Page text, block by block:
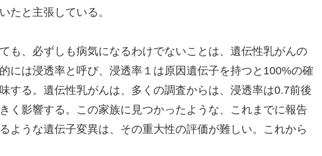
たと主張している。
も、必ずしも病気になるわけでないことは、遺伝性乳がんの
には浸透率と呼び、浸透率１は原因遺伝子を持つと100%の確
する。遺伝性乳がんは、多くの調査からは、浸透率は0.7前後
く影響する。この家族に見つかったような、これまでに報告
ような遺伝子変異は、その重大性の評価が難しい。これから